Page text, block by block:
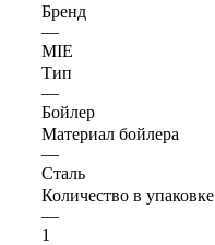
Бренд
—
MIE
Тип
—
Бойлер
Материал бойлера
—
Сталь
Количество в упаковке
—
1